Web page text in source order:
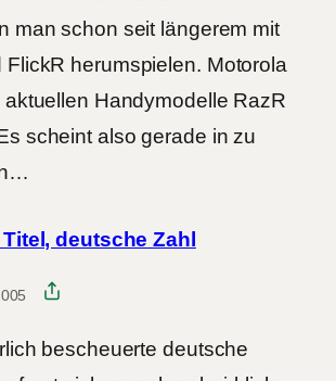
man schon seit längerem mit
FlickR herumspielen. Motorola
Handymodelle RazR
scheint also gerade in zu
deutsche Zahl
bescheuerte deutsche